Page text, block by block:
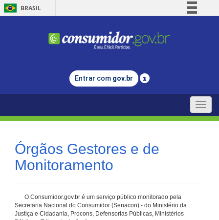
BRASIL
Comunica BR
Legislação
Entrar com gov.br
Toggle
Órgãos Gestores e de
Monitoramento
O Consumidor.gov.br é um serviço público monitorado pela
Secretaria Nacional do Consumidor (Senacon) - do Ministério da
Justiça e Cidadania, Procons, Defensorias Públicas, Ministérios